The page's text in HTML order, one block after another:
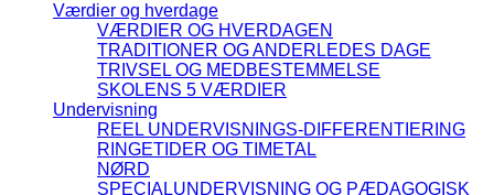
Værdier og hverdage
VÆRDIER OG HVERDAGEN
TRADITIONER OG ANDERLEDES DAGE
TRIVSEL OG MEDBESTEMMELSE
SKOLENS 5 VÆRDIER
Undervisning
REEL UNDERVISNINGS-DIFFERENTIERING
RINGETIDER OG TIMETAL
NØRD
SPECIALUNDERVISNING OG PÆDAGOGISK